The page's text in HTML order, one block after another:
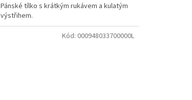
Pánské tílko s krátkým rukávem a kulatým
výstřihem.
Kód: 000948033700000L